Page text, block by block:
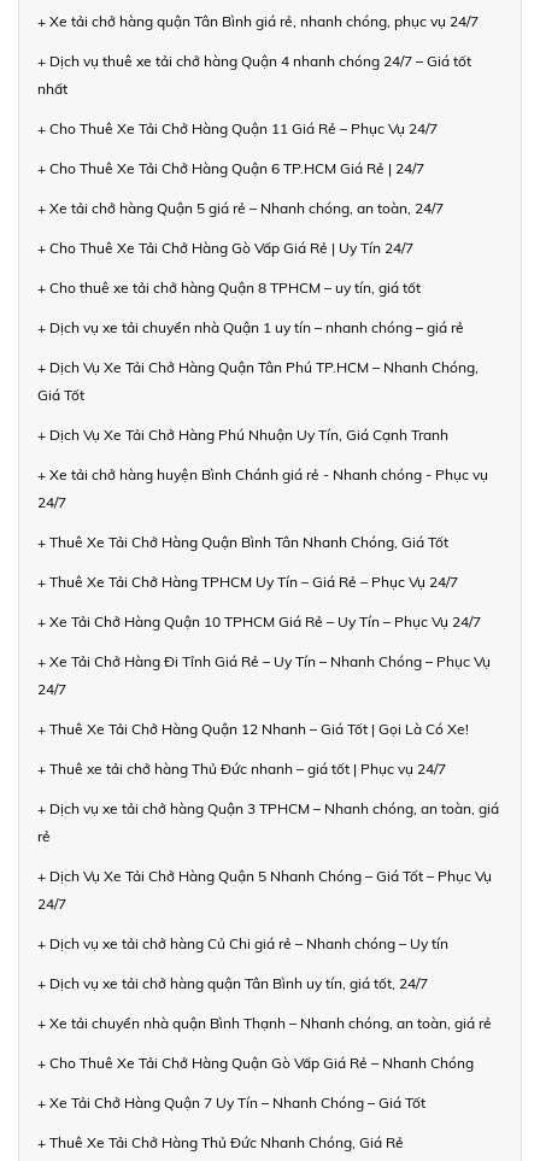
+ Xe tải chở hàng quận Tân Bình giá rẻ, nhanh chóng, phục vụ 24/7
+ Dịch vụ thuê xe tải chở hàng Quận 4 nhanh chóng 24/7 – Giá tốt
nhất
+ Cho Thuê Xe Tải Chở Hàng Quận 11 Giá Rẻ – Phục Vụ 24/7
+ Cho Thuê Xe Tải Chở Hàng Quận 6 TP.HCM Giá Rẻ | 24/7
+ Xe tải chở hàng Quận 5 giá rẻ – Nhanh chóng, an toàn, 24/7
+ Cho Thuê Xe Tải Chở Hàng Gò Vấp Giá Rẻ | Uy Tín 24/7
+ Cho thuê xe tải chở hàng Quận 8 TPHCM – uy tín, giá tốt
+ Dịch vụ xe tải chuyển nhà Quận 1 uy tín – nhanh chóng – giá rẻ
+ Dịch Vụ Xe Tải Chở Hàng Quận Tân Phú TP.HCM – Nhanh Chóng,
Giá Tốt
+ Dịch Vụ Xe Tải Chở Hàng Phú Nhuận Uy Tín, Giá Cạnh Tranh
+ Xe tải chở hàng huyện Bình Chánh giá rẻ - Nhanh chóng - Phục vụ
24/7
+ Thuê Xe Tải Chở Hàng Quận Bình Tân Nhanh Chóng, Giá Tốt
+ Thuê Xe Tải Chở Hàng TPHCM Uy Tín – Giá Rẻ – Phục Vụ 24/7
+ Xe Tải Chở Hàng Quận 10 TPHCM Giá Rẻ – Uy Tín – Phục Vụ 24/7
+ Xe Tải Chở Hàng Đi Tỉnh Giá Rẻ – Uy Tín – Nhanh Chóng – Phục Vụ
24/7
+ Thuê Xe Tải Chở Hàng Quận 12 Nhanh – Giá Tốt | Gọi Là Có Xe!
+ Thuê xe tải chở hàng Thủ Đức nhanh – giá tốt | Phục vụ 24/7
+ Dịch vụ xe tải chở hàng Quận 3 TPHCM – Nhanh chóng, an toàn, giá
rẻ
+ Dịch Vụ Xe Tải Chở Hàng Quận 5 Nhanh Chóng – Giá Tốt – Phục Vụ
24/7
+ Dịch vụ xe tải chở hàng Củ Chi giá rẻ – Nhanh chóng – Uy tín
+ Dịch vụ xe tải chở hàng quận Tân Bình uy tín, giá tốt, 24/7
+ Xe tải chuyển nhà quận Bình Thạnh – Nhanh chóng, an toàn, giá rẻ
+ Cho Thuê Xe Tải Chở Hàng Quận Gò Vấp Giá Rẻ – Nhanh Chóng
+ Xe Tải Chở Hàng Quận 7 Uy Tín – Nhanh Chóng – Giá Tốt
+ Thuê Xe Tải Chở Hàng Thủ Đức Nhanh Chóng, Giá Rẻ